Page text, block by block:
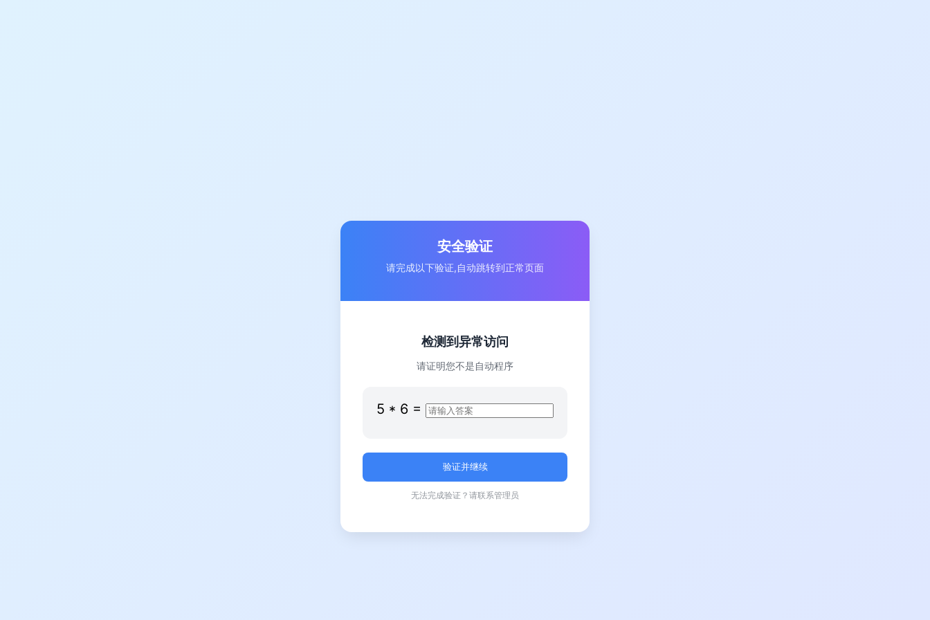
安全验证
请完成以下验证,自动跳转到正常页面
检测到异常访问
请证明您不是自动程序
5 * 6 =
无法完成验证？请联系管理员